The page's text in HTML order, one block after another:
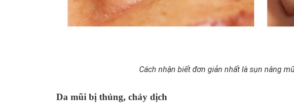
Cách nhận biết đơn giản nhất là sụn nâng
Da mũi bị thủng, chảy dịch